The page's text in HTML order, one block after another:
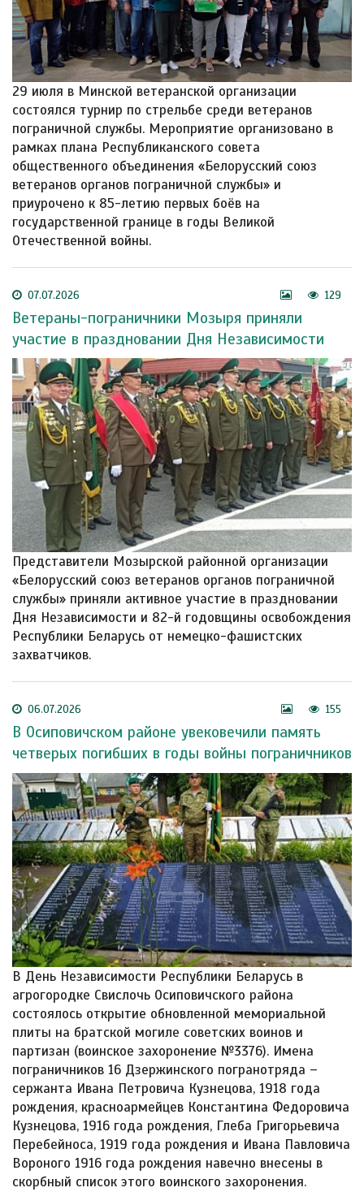
29 июля в Минской ветеранской организации
состоялся турнир по стрельбе среди ветеранов
пограничной службы. Мероприятие организовано в
рамках плана Республиканского совета
общественного объединения «Белорусский союз
ветеранов органов пограничной службы» и
приурочено к 85-летию первых боёв на
государственной границе в годы Великой
Отечественной войны.
07.07.2026 129
Ветераны-пограничники Мозыря приняли
участие в праздновании Дня Независимости
Представители Мозырской районной организации
«Белорусский союз ветеранов органов пограничной
службы» приняли активное участие в праздновании
Дня Независимости и 82-й годовщины освобождения
Республики Беларусь от немецко-фашистских
захватчиков.
06.07.2026 155
В Осиповичском районе увековечили память
четверых погибших в годы войны пограничников
В День Независимости Республики Беларусь в
агрогородке Свислочь Осиповичского района
состоялось открытие обновленной мемориальной
плиты на братской могиле советских воинов и
партизан (воинское захоронение №3376). Имена
пограничников 16 Дзержинского погранотряда –
сержанта Ивана Петровича Кузнецова, 1918 года
рождения, красноармейцев Константина Федоровича
Кузнецова, 1916 года рождения, Глеба Григорьевича
Перебейноса, 1919 года рождения и Ивана Павловича
Вороного 1916 года рождения навечно внесены в
скорбный список этого воинского захоронения.